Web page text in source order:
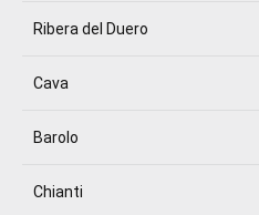
Ribera del Duero
Cava
Barolo
Chianti